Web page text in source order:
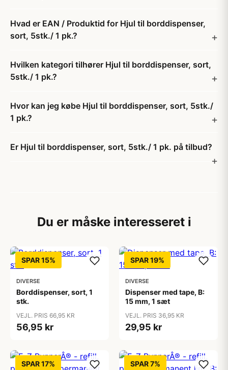
Hvad er EAN / Produktid for Hjul til borddispenser,
sort, 5stk./ 1 pk.?
Hvilken kategori tilhører Hjul til borddispenser, sort,
5stk./ 1 pk.?
Hvor kan jeg købe Hjul til borddispenser, sort, 5stk./
1 pk.?
Er Hjul til borddispenser, sort, 5stk./ 1 pk. på tilbud?
Du er måske interesseret i
SPAR 15%
DIVERSE
Borddispenser, sort, 1
stk.
VEJL. PRIS 66,95 KR
56,95 kr
SPAR 19%
DIVERSE
Dispenser med tape, B:
15 mm, 1 sæt
VEJL. PRIS 36,95 KR
29,95 kr
SPAR 17% SPAR 7%